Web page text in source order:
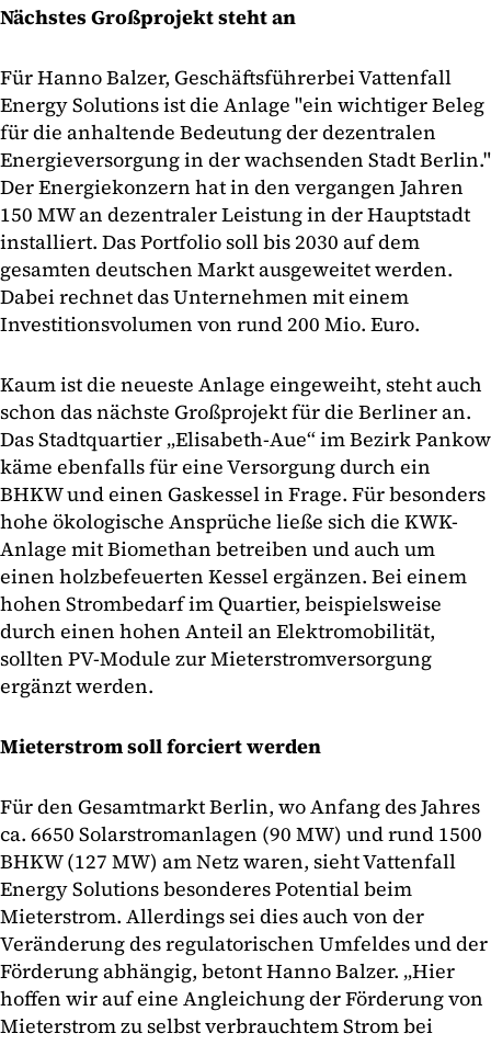
Nächstes Großprojekt steht an
Für Hanno Balzer, Geschäftsführerbei Vattenfall
Energy Solutions ist die Anlage "ein wichtiger Beleg
für die anhaltende Bedeutung der dezentralen
Energieversorgung in der wachsenden Stadt Berlin."
Der Energiekonzern hat in den vergangen Jahren
150 MW an dezentraler Leistung in der Hauptstadt
installiert. Das Portfolio soll bis 2030 auf dem
gesamten deutschen Markt ausgeweitet werden.
Dabei rechnet das Unternehmen mit einem
Investitionsvolumen von rund 200 Mio. Euro.
Kaum ist die neueste Anlage eingeweiht, steht auch
schon das nächste Großprojekt für die Berliner an.
Das Stadtquartier „Elisabeth-Aue“ im Bezirk Pankow
käme ebenfalls für eine Versorgung durch ein
BHKW und einen Gaskessel in Frage. Für besonders
hohe ökologische Ansprüche ließe sich die KWK-
Anlage mit Biomethan betreiben und auch um
einen holzbefeuerten Kessel ergänzen. Bei einem
hohen Strombedarf im Quartier, beispielsweise
durch einen hohen Anteil an Elektromobilität,
sollten PV-Module zur Mieterstromversorgung
ergänzt werden.
Mieterstrom soll forciert werden
Für den Gesamtmarkt Berlin, wo Anfang des Jahres
ca. 6650 Solarstromanlagen (90 MW) und rund 1500
BHKW (127 MW) am Netz waren, sieht Vattenfall
Energy Solutions besonderes Potential beim
Mieterstrom. Allerdings sei dies auch von der
Veränderung des regulatorischen Umfeldes und der
Förderung abhängig, betont Hanno Balzer. „Hier
hoffen wir auf eine Angleichung der Förderung von
Mieterstrom zu selbst verbrauchtem Strom bei